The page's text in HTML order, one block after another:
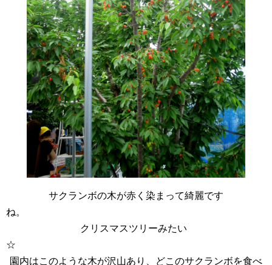
サクランボの木が赤く染まって綺麗です
ね
クリスマスツリーみたい
園内はこのような木が沢山あり、どこのサクランボを食べ